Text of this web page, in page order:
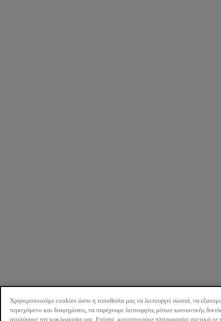
Χρησιμοποιούμε cookies ώστε η τοποθεσία μας να λειτουργεί σωστά, να
περιεχόμενο και διαφημίσεις, να παρέχουμε λειτουργίες μέσων κοινωνικής
αναλύουμε την κυκλοφορία μας. Επίσης, κοινοποιούμε πληροφορίες σχετικά με